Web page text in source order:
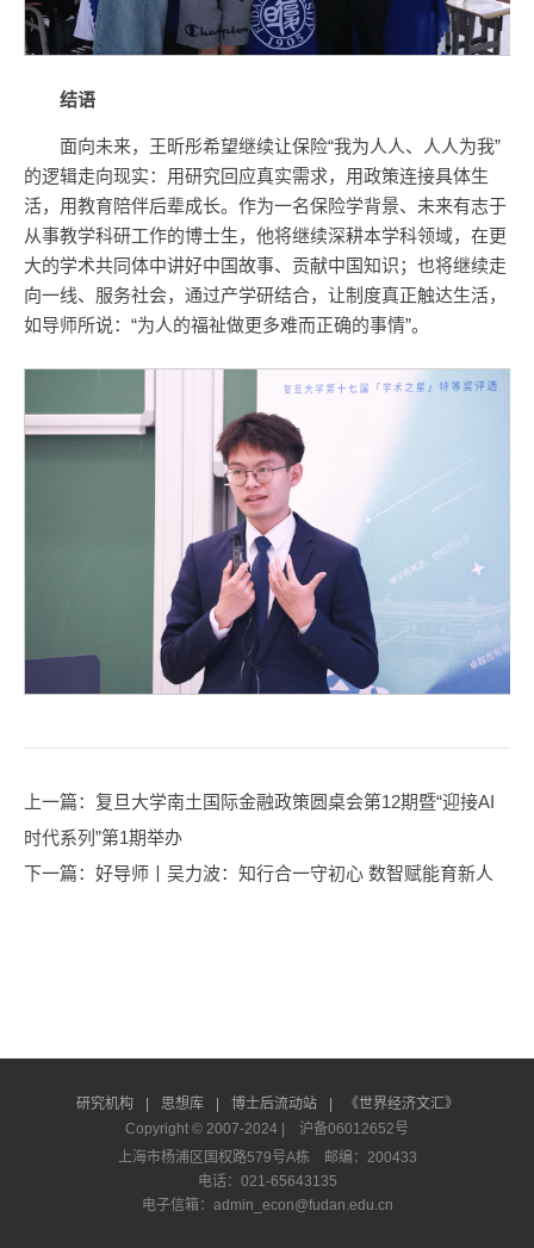
结语
面向未来，王昕彤希望继续让保险“我为人人、人人为我”
的逻辑走向现实：用研究回应真实需求，用政策连接具体生
活，用教育陪伴后辈成长。作为一名保险学背景、未来有志于
从事教学科研工作的博士生，他将继续深耕本学科领域，在更
大的学术共同体中讲好中国故事、贡献中国知识；也将继续走
向一线、服务社会，通过产学研结合，让制度真正触达生活，
如导师所说：“为人的福祉做更多难而正确的事情”。
上一篇：复旦大学南土国际金融政策圆桌会第12期暨“迎接AI
时代系列”第1期举办
下一篇：好导师丨吴力波：知行合一守初心 数智赋能育新人
研究机构 思想库 博士后流动站
《世界经济文汇》
Copyright © 2007-2024 | 沪备06012652号
上海市杨浦区国权路579号A栋 邮编：200433
电话：021-65643135
电子信箱：admin_econ@fudan.edu.cn